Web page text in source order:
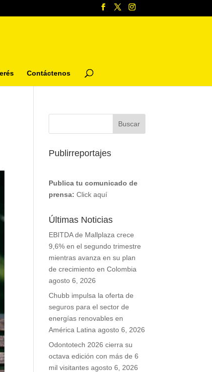
Contáctenos
Publirreportajes
Publica tu comunicado de
prensa: Click aquí
Últimas Noticias
EBITDA de Mallplaza crece
9,6% en el segundo trimestre
mientras avanza en su plan
de crecimiento en Colombia
agosto 6, 2026
Chubb impulsa la oferta de
seguros para el sector de
energías renovables en
América Latina agosto 6, 2026
Odontotech 2026 cierra su
octava edición con más de 6
mil visitantes agosto 6, 2026